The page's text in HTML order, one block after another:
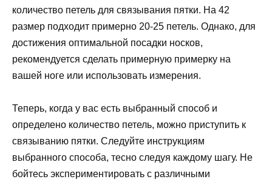
количество петель для связывания пятки. На 42
размер подходит примерно 20-25 петель. Однако, для
достижения оптимальной посадки носков,
рекомендуется сделать примерную примерку на
вашей ноге или использовать измерения.
Теперь, когда у вас есть выбранный способ и
определено количество петель, можно приступить к
связыванию пятки. Следуйте инструкциям
выбранного способа, тесно следуя каждому шагу. Не
бойтесь экспериментировать с различными